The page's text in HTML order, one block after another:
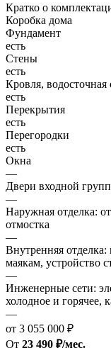
Кратко о
Коробка дома
Фундамент
есть
Стены
есть
Кровля, водосточная
есть
Перекрытия
есть
Перегородки
есть
Окна
—
Двери входной
—
Наружная отделка:
отмостка
—
Внутренняя отделка:
маякам, устройство
—
Инженерные сети:
холодное и горячее,
—
от 3 055 000 ₽
От 23 490 ₽/мес.